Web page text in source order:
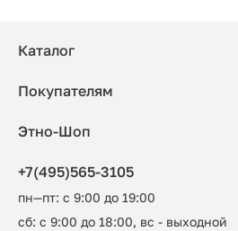
Каталог
Покупателям
Этно-Шоп
+7(495)565-3105
пн—пт: с 9:00 до 19:00
сб: с 9:00 до 18:00, вс - выходной